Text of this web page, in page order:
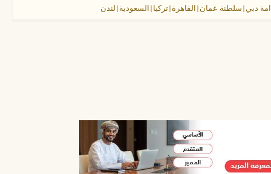
دبي|سلطنة عمان|القاهرة|تركيا|السعودية|لندن